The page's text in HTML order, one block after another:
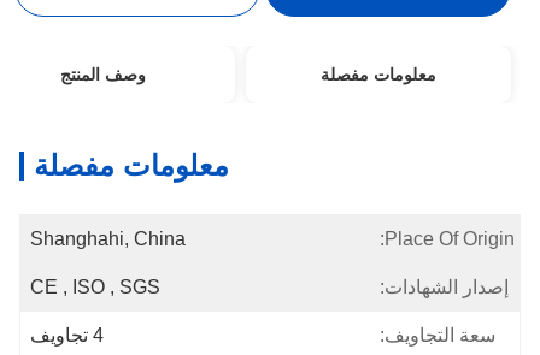
معلومات مفصلة وصف المنتج
معلومات مفصلة
Place Of Origin:
Shanghahi, China
إصدار الشهادات: CE , ISO , SGS
سعة التجاويف: 4 تجاويف